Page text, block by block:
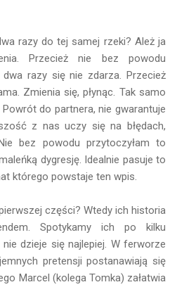
razy do tej samej rzeki? Ależ ja
Przecież nie bez powodu
dwa razy się nie zdarza. Przecież
Zmienia się, płynąc. Tak samo
do partnera, nie gwarantuje
z nas uczy się na błędach,
bez powodu przytoczyłam to
dygresję. Idealnie pasuje to
którego powstaje ten wpis.
części? Wtedy ich historia
Spotykamy ich po kilku
dzieje się najlepiej. W ferworze
pretensji postanawiają się
Marcel (kolega Tomka) załatwia